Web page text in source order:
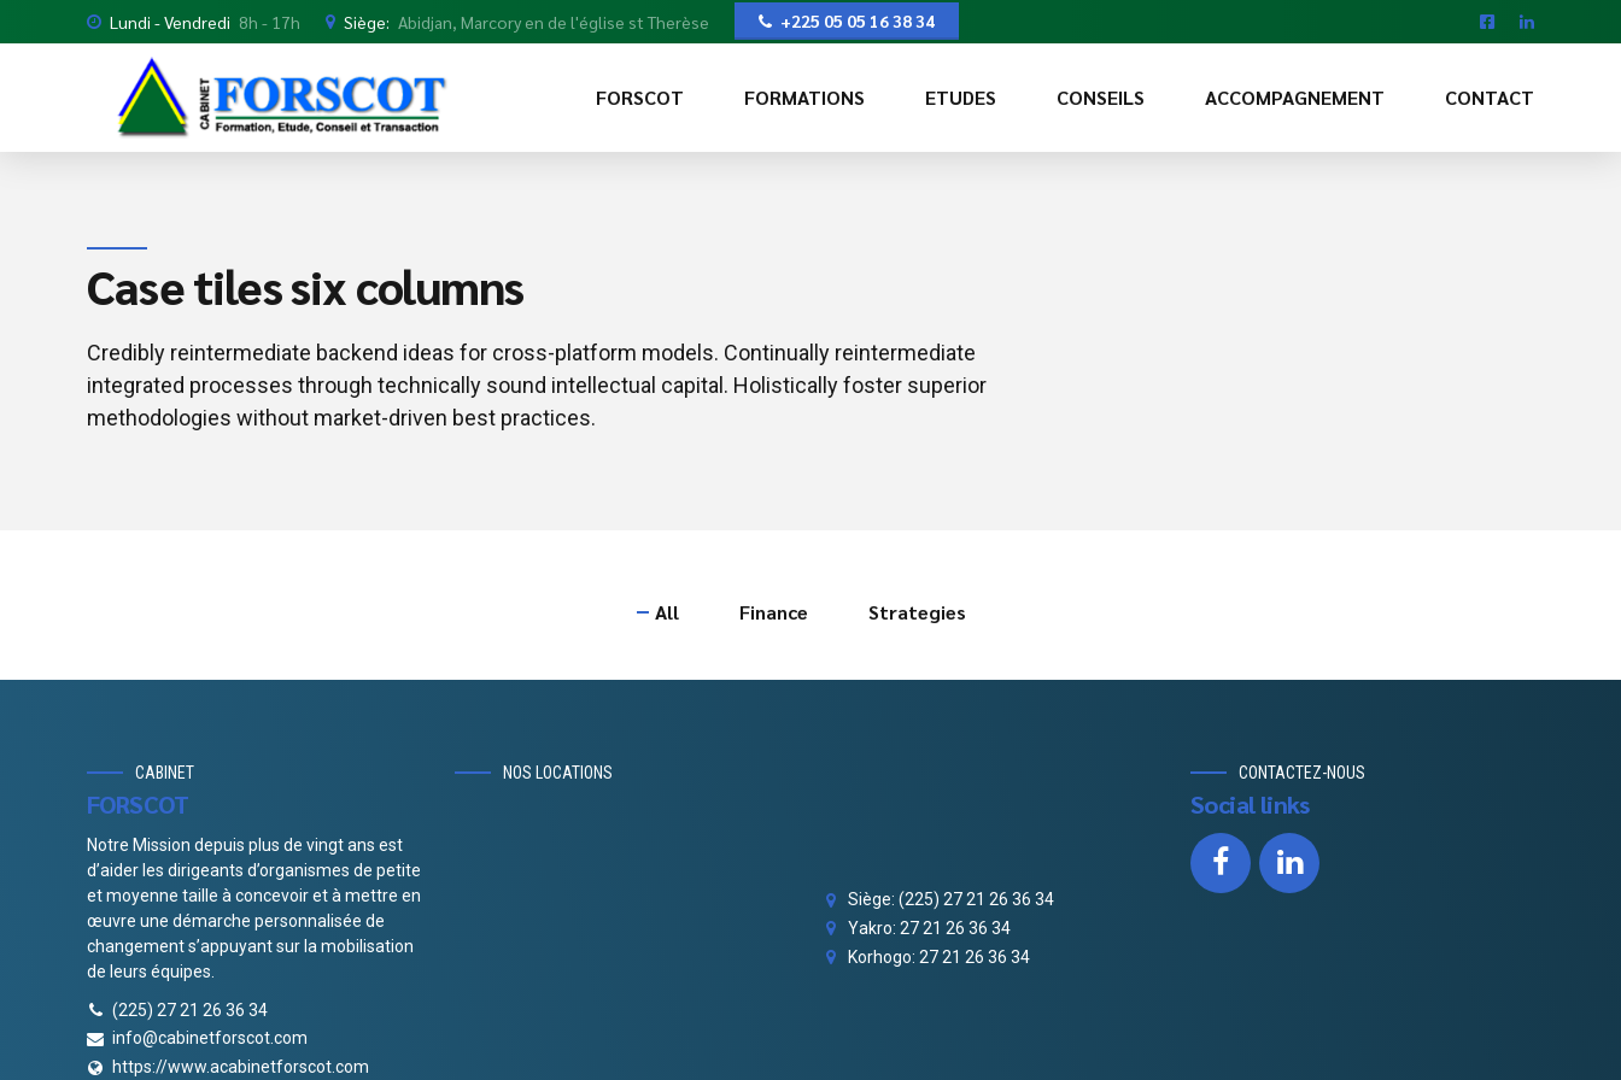
Lundi - Vendredi 8h - 17h Siège: Abidjan, Marcory en de l'église st Therèse +225 05 05 16 38 34
FORSCOT FORMATIONS ETUDES CONSEILS ACCOMPAGNEMENT CONTACT
Case tiles six columns
Credibly reintermediate backend ideas for cross-platform models. Continually reintermediate
integrated processes through technically sound intellectual capital. Holistically foster superior
methodologies without market-driven best practices.
All Finance Strategies
des jeune en Côte d’Ivoire, nos
solutions durable
Synergistically evolve 2.0 technologies rather than just
in time initiatives. Quickly deploy strategic networks
with compelling e-business. Credibly pontificate highly
efficient manufactured products and enabled data.
CABINET
FORSCOT
Notre Mission depuis plus de vingt ans est
d’aider les dirigeants d’organismes de petite
et moyenne taille à concevoir et à mettre en
œuvre une démarche personnalisée de
changement s’appuyant sur la mobilisation
de leurs équipes.
(225) 27 21 26 36 34
info@cabinetforscot.com
https://www.acabinetforscot.com
NOS LOCATIONS
Siège: (225) 27 21 26 36 34
Yakro: 27 21 26 36 34
Korhogo: 27 21 26 36 34
CONTACTEZ-NOUS
Social links